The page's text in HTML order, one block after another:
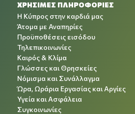
ΧΡΉΣΙΜΕΣ ΠΛΗΡΟΦΟΡΊΕΣ
Η Κύπρος στην καρδιά μας
Άτομα με Αναπηρίες
Προϋποθέσεις εισόδου
Τηλεπικοινωνίες
Καιρός & Κλίμα
Γλώσσες και Θρησκείες
Νόμισμα και Συνάλλαγμα
Ώρα, Ωράρια Εργασίας και Αργίες
Υγεία και Ασφάλεια
Συγκοινωνίες